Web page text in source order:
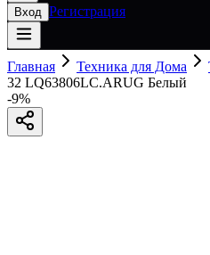
Вход Регистрация
Главная Техника для Дома
32 LQ63806LC.ARUG Белый
-9%